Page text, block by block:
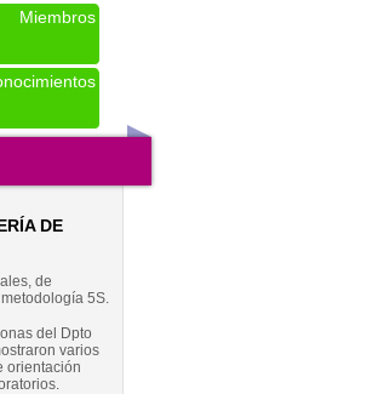
Miembros
DE
de
5S.
del Dpto
varios
orientación